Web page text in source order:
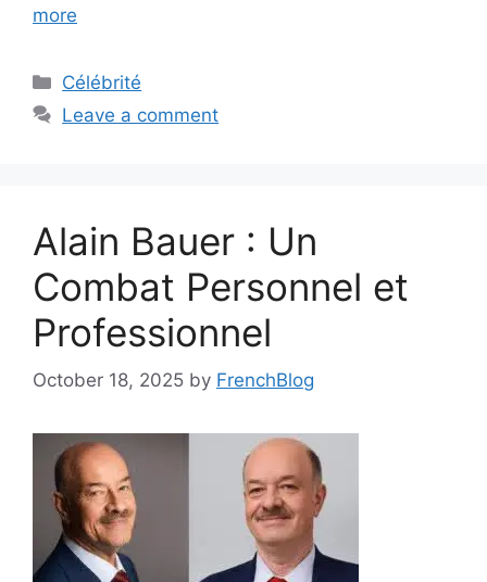
more
Categories
Célébrité
Leave a comment
Alain Bauer : Un
Combat Personnel et
Professionnel
October 18, 2025 by FrenchBlog